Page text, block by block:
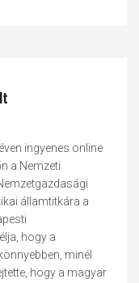
ingyenes online
a Nemzeti
államtitkára a
hogy a
minél
hogy a magyar